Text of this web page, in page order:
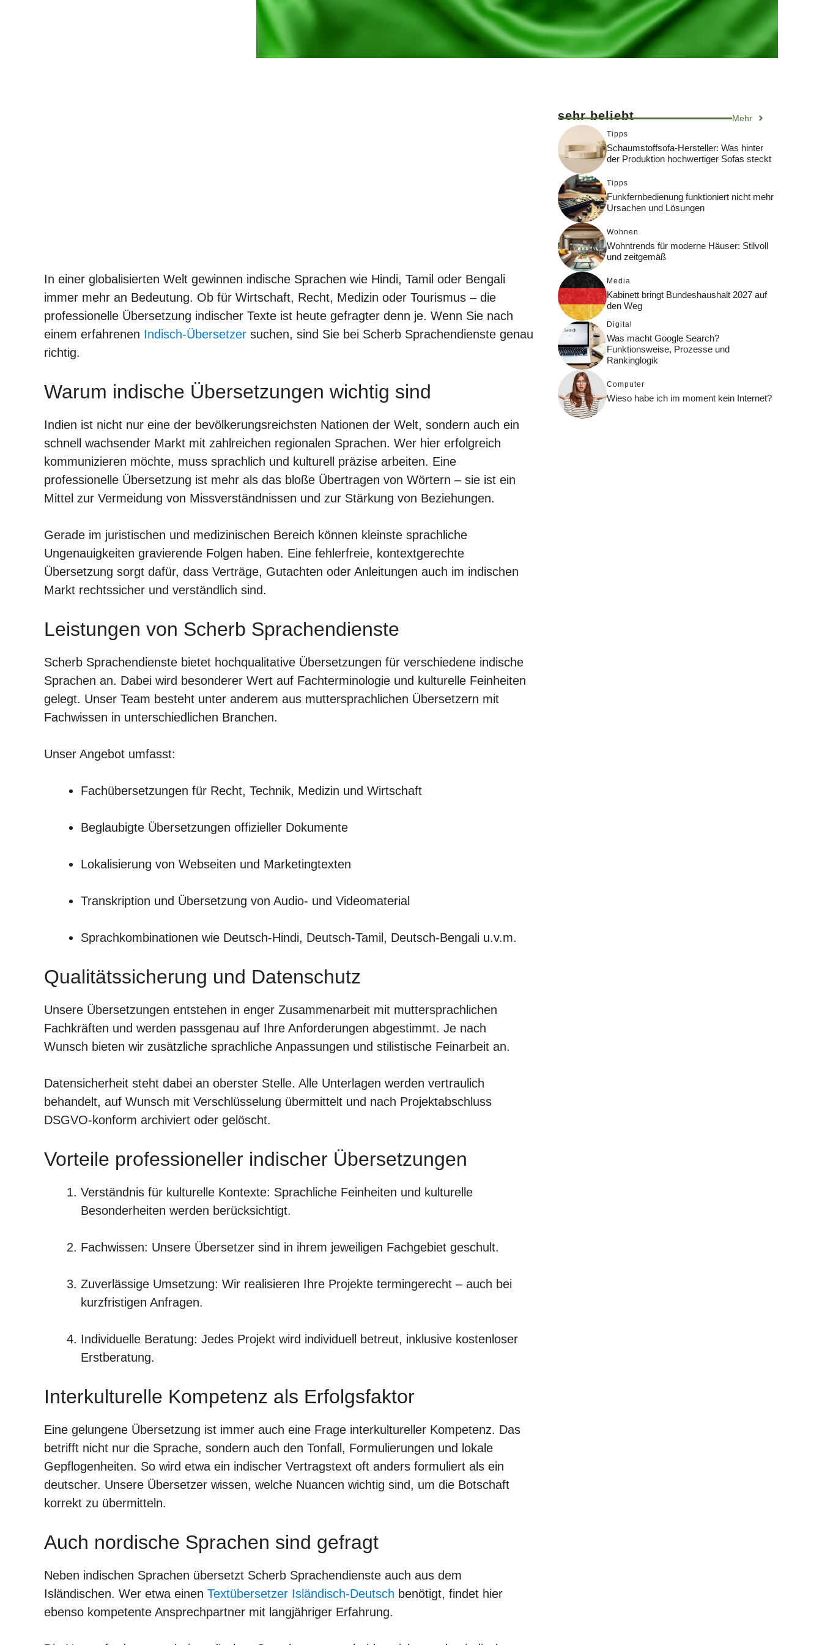
In einer globalisierten Welt gewinnen indische Sprachen wie Hindi, Tamil oder Bengali
immer mehr an Bedeutung. Ob für Wirtschaft, Recht, Medizin oder Tourismus – die
professionelle Übersetzung indischer Texte ist heute gefragter denn je. Wenn Sie nach
einem erfahrenen Indisch-Übersetzer suchen, sind Sie bei Scherb Sprachendienste genau
richtig.
Warum indische Übersetzungen wichtig sind
Indien ist nicht nur eine der bevölkerungsreichsten Nationen der Welt, sondern auch ein
schnell wachsender Markt mit zahlreichen regionalen Sprachen. Wer hier erfolgreich
kommunizieren möchte, muss sprachlich und kulturell präzise arbeiten. Eine
professionelle Übersetzung ist mehr als das bloße Übertragen von Wörtern – sie ist ein
Mittel zur Vermeidung von Missverständnissen und zur Stärkung von Beziehungen.
Gerade im juristischen und medizinischen Bereich können kleinste sprachliche
Ungenauigkeiten gravierende Folgen haben. Eine fehlerfreie, kontextgerechte
Übersetzung sorgt dafür, dass Verträge, Gutachten oder Anleitungen auch im indischen
Markt rechtssicher und verständlich sind.
Leistungen von Scherb Sprachendienste
Scherb Sprachendienste bietet hochqualitative Übersetzungen für verschiedene indische
Sprachen an. Dabei wird besonderer Wert auf Fachterminologie und kulturelle Feinheiten
gelegt. Unser Team besteht unter anderem aus muttersprachlichen Übersetzern mit
Fachwissen in unterschiedlichen Branchen.
Unser Angebot umfasst:
Fachübersetzungen für Recht, Technik, Medizin und Wirtschaft
Beglaubigte Übersetzungen offizieller Dokumente
Lokalisierung von Webseiten und Marketingtexten
Transkription und Übersetzung von Audio- und Videomaterial
Sprachkombinationen wie Deutsch-Hindi, Deutsch-Tamil, Deutsch-Bengali u.v.m.
Qualitätssicherung und Datenschutz
Unsere Übersetzungen entstehen in enger Zusammenarbeit mit muttersprachlichen
Fachkräften und werden passgenau auf Ihre Anforderungen abgestimmt. Je nach
Wunsch bieten wir zusätzliche sprachliche Anpassungen und stilistische Feinarbeit an.
Datensicherheit steht dabei an oberster Stelle. Alle Unterlagen werden vertraulich
behandelt, auf Wunsch mit Verschlüsselung übermittelt und nach Projektabschluss
DSGVO-konform archiviert oder gelöscht.
Vorteile professioneller indischer Übersetzungen
Verständnis für kulturelle Kontexte: Sprachliche Feinheiten und kulturelle
Besonderheiten werden berücksichtigt.
Fachwissen: Unsere Übersetzer sind in ihrem jeweiligen Fachgebiet geschult.
Zuverlässige Umsetzung: Wir realisieren Ihre Projekte termingerecht – auch bei
kurzfristigen Anfragen.
Individuelle Beratung: Jedes Projekt wird individuell betreut, inklusive kostenloser
Erstberatung.
Interkulturelle Kompetenz als Erfolgsfaktor
Eine gelungene Übersetzung ist immer auch eine Frage interkultureller Kompetenz. Das
betrifft nicht nur die Sprache, sondern auch den Tonfall, Formulierungen und lokale
Gepflogenheiten. So wird etwa ein indischer Vertragstext oft anders formuliert als ein
deutscher. Unsere Übersetzer wissen, welche Nuancen wichtig sind, um die Botschaft
korrekt zu übermitteln.
Auch nordische Sprachen sind gefragt
Neben indischen Sprachen übersetzt Scherb Sprachendienste auch aus dem
Isländischen. Wer etwa einen Textübersetzer Isländisch-Deutsch benötigt, findet hier
ebenso kompetente Ansprechpartner mit langjähriger Erfahrung.
sehr beliebt Mehr
Tipps
Schaumstoffsofa-Hersteller: Was hinter
der Produktion hochwertiger Sofas steckt
Tipps
Funkfernbedienung funktioniert nicht mehr
Ursachen und Lösungen
Wohnen
Wohntrends für moderne Häuser: Stilvoll
und zeitgemäß
Media
Kabinett bringt Bundeshaushalt 2027 auf
den Weg
Digital
Was macht Google Search?
Funktionsweise, Prozesse und
Rankinglogik
Computer
Wieso habe ich im moment kein Internet?